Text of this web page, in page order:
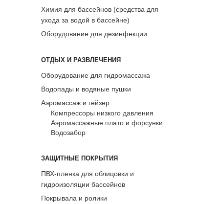
Химия для бассейнов (средства для
ухода за водой в бассейне)
Оборудование для дезинфекции
ОТДЫХ И РАЗВЛЕЧЕНИЯ
Оборудование для гидромассажа
Водопады и водяные пушки
Аэромассаж и гейзер
Компрессоры низкого давления
Аэромассажные плато и форсунки
Водозабор
ЗАЩИТНЫЕ ПОКРЫТИЯ
ПВХ-пленка для облицовки и
гидроизоляции бассейнов
Покрывала и ролики